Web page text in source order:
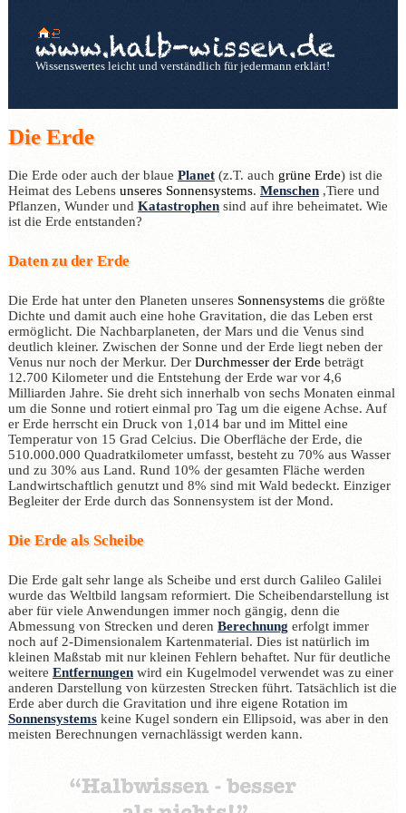
Wissenswertes leicht und verständlich für jedermann erklärt!
Die Erde
Die Erde oder auch der blaue Planet(z.T. auch grüne Erde) ist die
Heimat des Lebens unseres Sonnensystems. Menschen,Tiere und
Pflanzen, Wunder und Katastrophensind auf ihre beheimatet. Wie
ist die Erde entstanden?
Daten zu der Erde
Die Erde hat unter den Planeten unseres Sonnensystemsdie größte
Dichte und damit auch eine hohe Gravitation, die das Leben erst
ermöglicht. Die Nachbarplaneten, der Mars und die Venus sind
deutlich kleiner. Zwischen der Sonne und der Erde liegt neben der
Venus nur noch der Merkur. Der Durchmesser der Erdebeträgt
12.700 Kilometer und die Entstehung der Erde war vor 4,6
Milliarden Jahre. Sie dreht sich innerhalb von sechs Monaten einmal
um die Sonne und rotiert einmal pro Tag um die eigene Achse. Auf
er Erde herrscht ein Druck von 1,014 bar und im Mittel eine
Temperatur von 15 Grad Celcius. Die Oberfläche der Erde, die
510.000.000 Quadratkilometer umfasst, besteht zu 70% aus Wasser
und zu 30% aus Land. Rund 10% der gesamten Fläche werden
Landwirtschaftlich genutzt und 8% sind mit Wald bedeckt. Einziger
Begleiter der Erde durch das Sonnensystem ist der Mond.
Die Erde als Scheibe
Die Erde galt sehr lange als Scheibe und erst durch Galileo Galilei
wurde das Weltbild langsam reformiert. Die Scheibendarstellung ist
aber für viele Anwendungen immer noch gängig, denn die
Abmessung von Strecken und deren Berechnung erfolgt immer
noch auf 2-Dimensionalem Kartenmaterial. Dies ist natürlich im
kleinen Maßstab mit nur kleinen Fehlern behaftet. Nur für deutliche
weitere Entfernungenwird ein Kugelmodel verwendet was zu einer
anderen Darstellung von kürzesten Strecken führt. Tatsächlich ist die
Erde aber durch die Gravitation und ihre eigene Rotation im
Sonnensystemskeine Kugel sondern ein Ellipsoid, was aber in den
meisten Berechnungen vernachlässigt werden kann.